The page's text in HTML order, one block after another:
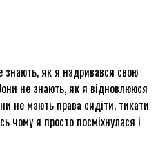
як я надривався свою
не знають, як я відновлююся
не мають права сидіти, тикати
чому я просто посміхнулася і